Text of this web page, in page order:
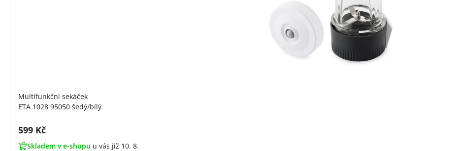
Multifunkční sekáček
ETA 1028 95050 šedý/bílý
Cena s DPH:
599 Kč
Skladem v e-shopu u vás již 10. 8.